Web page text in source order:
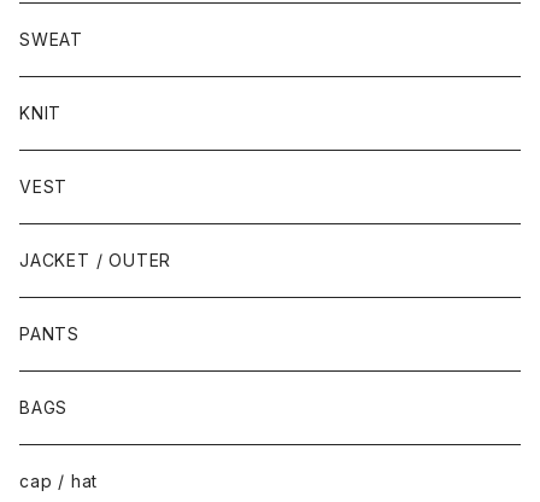
SWEAT
KNIT
VEST
JACKET / OUTER
PANTS
BAGS
cap / hat